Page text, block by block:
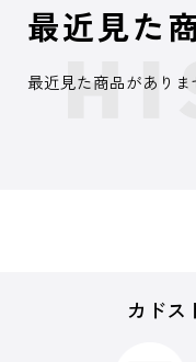
最近見た
最近見た商品がありま
カドス